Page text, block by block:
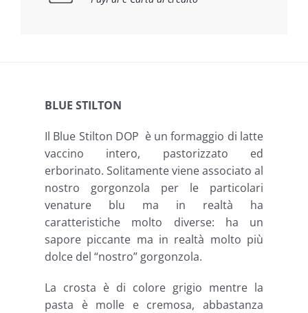
BLUE STILTON
Il Blue Stilton DOP è un formaggio di latte
vaccino intero, pastorizzato ed
erborinato. Solitamente viene associato al
nostro gorgonzola per le particolari
venature blu ma in realtà ha
caratteristiche molto diverse: ha un
sapore piccante ma in realtà molto più
dolce del “nostro” gorgonzola.
La crosta è di colore grigio mentre la
pasta è molle e cremosa, abbastanza